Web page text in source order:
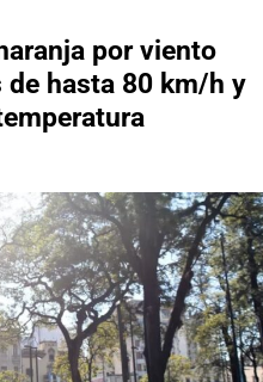
por viento
de hasta 80 km/h y